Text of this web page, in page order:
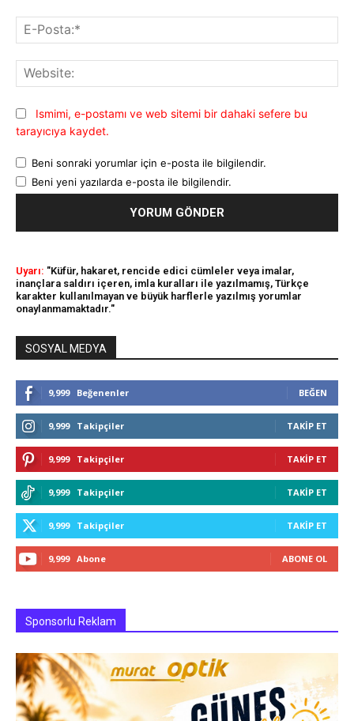
Ismimi, e-postamı ve web sitemi bir dahaki sefere bu
tarayıcıya kaydet.
Beni sonraki yorumlar için e-posta ile bilgilendir.
Beni yeni yazılarda e-posta ile bilgilendir.
Uyarı: "Küfür, hakaret, rencide edici cümleler veya imalar,
inançlara saldırı içeren, imla kuralları ile yazılmamış, Türkçe
karakter kullanılmayan ve büyük harflerle yazılmış yorumlar
onaylanmamaktadır."
SOSYAL MEDYA
9,999 Beğenenler BEĞEN
9,999 Takipçiler TAKIP ET
9,999 Takipçiler TAKIP ET
9,999 Takipçiler TAKIP ET
9,999 Takipçiler TAKIP ET
9,999 Abone ABONE OL
Sponsorlu Reklam